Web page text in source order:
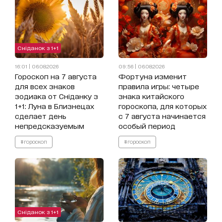
Сніданок з 1+1
16:01 | 06.08.2026
Гороскоп на 7 августа
для всех знаков
зодиака от Сніданку з
1+1: Луна в Близнецах
сделает день
непредсказуемым
#гороскоп
09:56 | 06.08.2026
Фортуна изменит
правила игры: четыре
знака китайского
гороскопа, для которых
с 7 августа начинается
особый период
#гороскоп
Сніданок з 1+1